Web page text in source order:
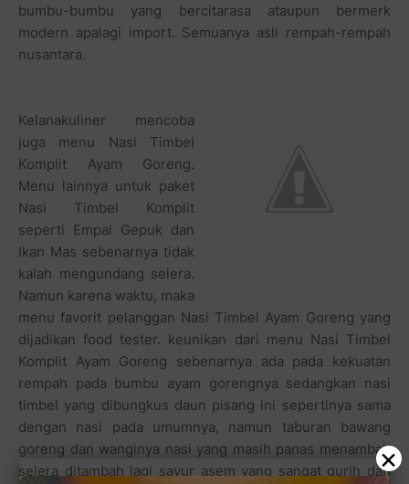
bumbu-bumbu yang bercitarasa ataupun bermerk
modern apalagi import. Semuanya asli rempah-rempah
nusantara.
Kelanakuliner mencoba
juga menu Nasi Timbel
Komplit Ayam Goreng.
Menu lainnya untuk paket
Nasi Timbel Komplit
seperti Empal Gepuk dan
Ikan Mas sebenarnya tidak
kalah mengundang selera.
Namun karena waktu, maka
menu favorit pelanggan Nasi Timbel Ayam Goreng yang
dijadikan food tester. keunikan dari menu Nasi Timbel
Komplit Ayam Goreng sebenarnya ada pada kekuatan
rempah pada bumbu ayam gorengnya sedangkan nasi
timbel yang dibungkus daun pisang ini sepertinya sama
dengan nasi pada umumnya, namun taburan bawang
goreng dan wanginya nasi yang masih panas menambah
selera ditambah lagi sayur asem yang sangat gurih dan
×